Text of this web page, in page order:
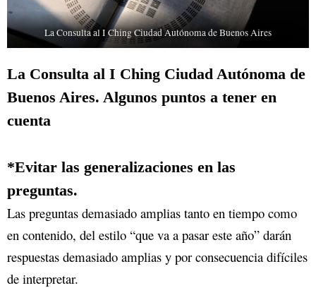
La Consulta al I Ching Ciudad Autónoma de Buenos Aires
La Consulta al I Ching Ciudad Autónoma de
Buenos Aires. Algunos puntos a tener en
cuenta
*Evitar las generalizaciones en las
preguntas.
Las preguntas demasiado amplias tanto en tiempo como
en contenido, del estilo “que va a pasar este año” darán
respuestas demasiado amplias y por consecuencia difíciles
de interpretar.